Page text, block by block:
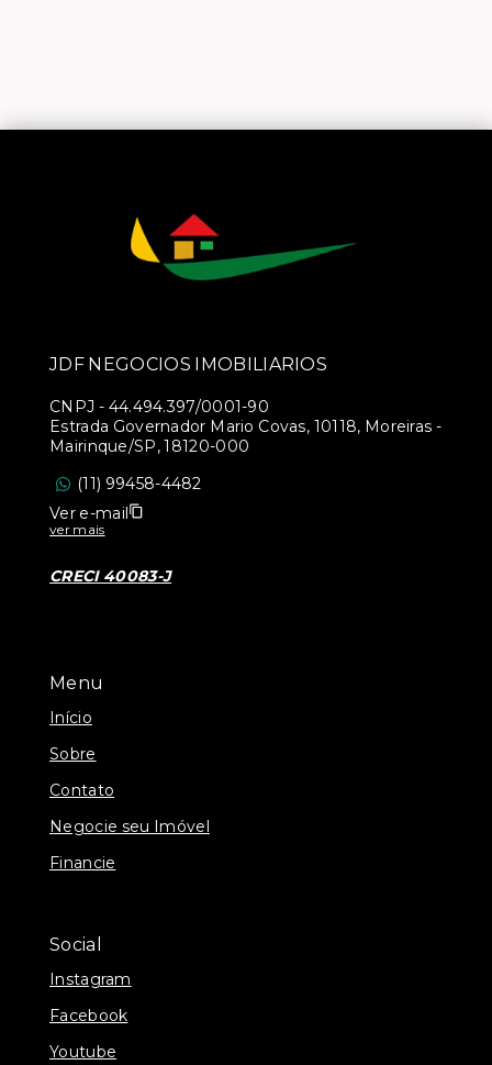
Menu
Início
Sobre
Contato
Negocie seu Imóvel
Financie
Social
Instagram
Facebook
Youtube
JDF NEGOCIOS IMOBILIARIOS
CNPJ - 44.494.397/0001-90
Estrada Governador Mario Covas, 10118, Moreiras -
Mairinque/SP, 18120-000
(11) 99458-4482
Ver e-mail
ver mais
CRECI 40083-J